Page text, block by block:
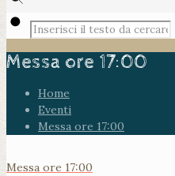
Messa ore 17:00
Home
Eventi
Messa ore 17:00
Messa ore 17:00